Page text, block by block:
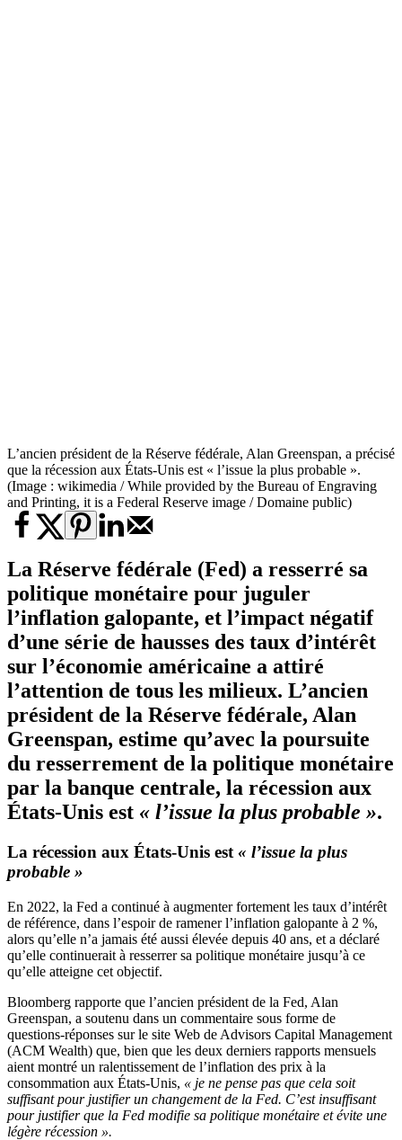
L’ancien président de la Réserve fédérale, Alan Greenspan, a précisé
que la récession aux États-Unis est « l’issue la plus probable ».
(Image : wikimedia / While provided by the Bureau of Engraving
and Printing, it is a Federal Reserve image / Domaine public)
La Réserve fédérale (Fed) a resserré sa
politique monétaire pour juguler
l’inflation galopante, et l’impact négatif
d’une série de hausses des taux d’intérêt
sur l’économie américaine a attiré
l’attention de tous les milieux. L’ancien
président de la Réserve fédérale, Alan
Greenspan, estime qu’avec la poursuite
du resserrement de la politique monétaire
par la banque centrale, la récession aux
États-Unis est « l’issue la plus probable ».
La récession aux États-Unis est« l’issue la plus
probable »
En 2022, la Fed a continué à augmenter fortement les taux d’intérêt
de référence, dans l’espoir de ramener l’inflation galopante à 2 %,
alors qu’elle n’a jamais été aussi élevée depuis 40 ans, et a déclaré
qu’elle continuerait à resserrer sa politique monétaire jusqu’à ce
qu’elle atteigne cet objectif.
Bloomberg rapporte que l’ancien président de la Fed, Alan
Greenspan, a soutenu dans un commentaire sous forme de
questions-réponses sur le site Web de Advisors Capital Management
(ACM Wealth) que, bien que les deux derniers rapports mensuels
aient montré un ralentissement de l’inflation des prix à la
consommation aux États-Unis, « je ne pense pas que cela soit
suffisant pour justifier un changement de la Fed. C’est insuffisant
pour justifier que la Fed modifie sa politique monétaire et évite une
légère récession ».